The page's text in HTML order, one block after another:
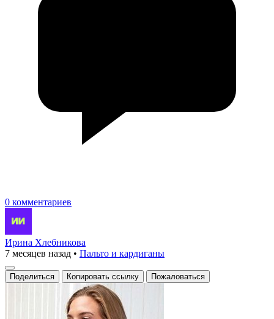
0 комментариев
Ирина Хлебникова
7 месяцев назад • Пальто и кардиганы
Поделиться Копировать ссылку Пожаловаться